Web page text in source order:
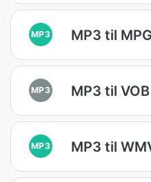
MP3 MP3 til MPG
MP3 MP3 til VOB
MP3 MP3 til